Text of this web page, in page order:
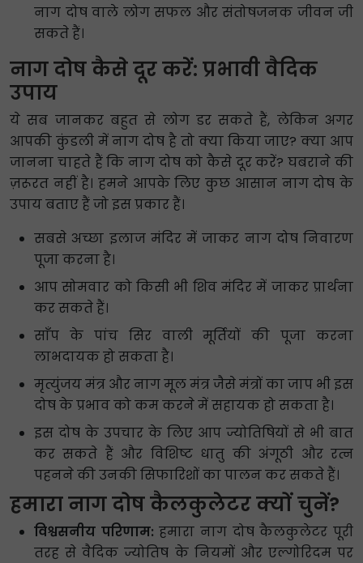
नाग दोष वाले लोग सफल और संतोषजनक जीवन जी
सकते हैं।
नाग दोष कैसे दूर करें: प्रभावी वैदिक
उपाय
ये सब जानकर बहुत से लोग डर सकते हैं, लेकिन अगर
आपकी कुंडली में नाग दोष है तो क्या किया जाए? क्या आप
जानना चाहते हैं कि नाग दोष को कैसे दूर करें? घबराने की
ज़रूरत नहीं है। हमने आपके लिए कुछ आसान नाग दोष के
उपाय बताए हैं जो इस प्रकार हैं।
सबसे अच्छा इलाज मंदिर में जाकर नाग दोष निवारण
पूजा करना है।
आप सोमवार को किसी भी शिव मंदिर में जाकर प्रार्थना
कर सकते हैं।
साँप के पांच सिर वाली मूर्तियों की पूजा करना
लाभदायक हो सकता है।
मृत्युंजय मंत्र और नाग मूल मंत्र जैसे मंत्रों का जाप भी इस
दोष के प्रभाव को कम करने में सहायक हो सकता है।
इस दोष के उपचार के लिए आप ज्योतिषियों से भी बात
कर सकते हैं और विशिष्ट धातु की अंगूठी और रत्न
पहनने की उनकी सिफारिशों का पालन कर सकते हैं।
हमारा नाग दोष कैलकुलेटर क्यों चुनें?
विश्वसनीय परिणाम: हमारा नाग दोष कैलकुलेटर पूरी
तरह से वैदिक ज्योतिष के नियमों और एल्गोरिदम पर